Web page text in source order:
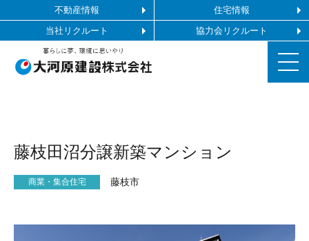
不動産情報
住宅情報
当社リクルート
協力会リクルート
施工ギャラリー
藤枝田沼分譲新築マンション
商業・集合住宅 藤枝市